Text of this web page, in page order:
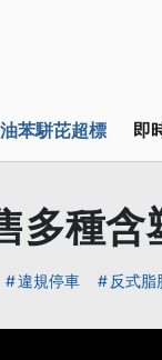
苯駢芘超標 即
多種含
違規停車 反式脂